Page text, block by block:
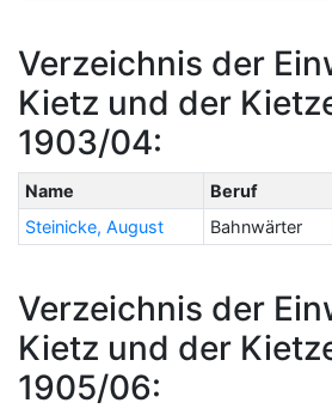
Verzeichnis der
Kietz und der
1903/04:
Name Beruf
Steinicke, August
Bahnwärter
Verzeichnis der
Kietz und der
1905/06: